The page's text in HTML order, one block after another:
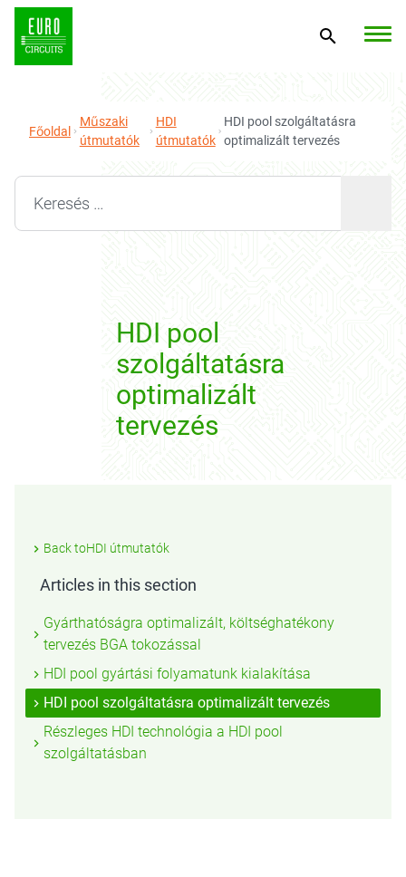
Főoldal
Műszaki
útmutatók
HDI
útmutatók
HDI pool szolgáltatásra
optimalizált tervezés
Search for:
HDI pool
szolgáltatásra
optimalizált
tervezés
Back toHDI útmutatók
Articles in this section
Gyárthatóságra optimalizált, költséghatékony
tervezés BGA tokozással
HDI pool gyártási folyamatunk kialakítása
HDI pool szolgáltatásra optimalizált tervezés
Részleges HDI technológia a HDI pool
szolgáltatásban